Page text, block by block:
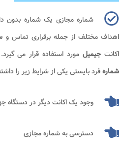
شماره مجازی یک شماره بدون
اهداف مختلف از جمله برقراری تماس و
اکانتجیمیل مورد استفاده قرار می
شمارهفرد بایستی یکی از شرایط زیر را
وجود یک اکانت دیگر در دستگاه
دسترسی به شماره مجازی